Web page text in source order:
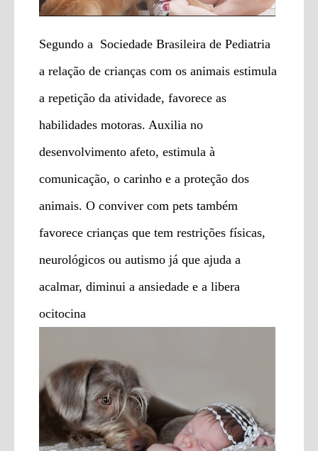
Segundo a Sociedade Brasileira de Pediatria
a relação de crianças com os animais estimula
a repetição da atividade, favorece as
habilidades motoras. Auxilia no
desenvolvimento afeto, estimula à
comunicação, o carinho e a proteção dos
animais. O conviver com pets também
favorece crianças que tem restrições físicas,
neurológicos ou autismo já que ajuda a
acalmar, diminui a ansiedade e a libera
ocitocina